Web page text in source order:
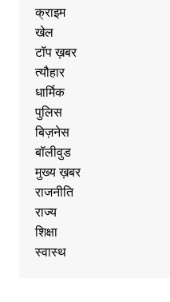
क्राइम
खेल
टॉप ख़बर
त्यौहार
धार्मिक
पुलिस
बिज़नेस
बॉलीवुड
मुख्य ख़बर
राजनीति
राज्य
शिक्षा
स्वास्थ